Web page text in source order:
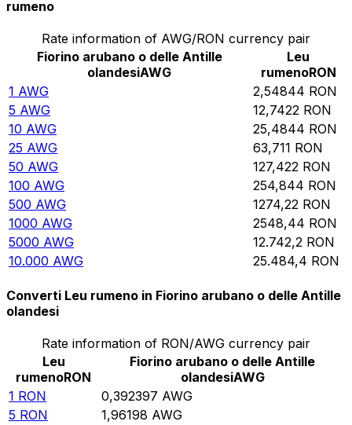
rumeno
Rate information of AWG/RON currency pair
Fiorino arubano o delle Antille
olandesiAWG
Leu
rumenoRON
1 AWG 2,54844 RON
5 AWG 12,7422 RON
10 AWG 25,4844 RON
25 AWG 63,711 RON
50 AWG 127,422 RON
100 AWG 254,844 RON
500 AWG 1274,22 RON
1000 AWG 2548,44 RON
5000 AWG 12.742,2 RON
10.000 AWG 25.484,4 RON
Converti Leu rumeno in Fiorino arubano o delle Antille
olandesi
Rate information of RON/AWG currency pair
Leu
rumenoRON
Fiorino arubano o delle Antille
olandesiAWG
1 RON 0,392397 AWG
5 RON 1,96198 AWG